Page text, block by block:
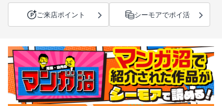
ご来店ポイント シーモアでポイ活